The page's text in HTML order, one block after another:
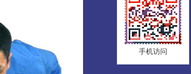
手机访问